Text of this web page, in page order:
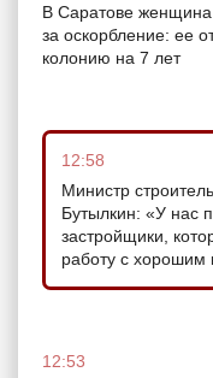
В Саратове женщина
за оскорбление: ее
колонию на 7 лет
12:58
Министр
Бутылкин: «У нас
застройщики,
работу с хорошим
12:53